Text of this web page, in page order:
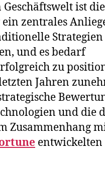
ist die
zentrales
Strategien
und es bedarf
zu
Jahren
und die
Zusammenhang
entwickelten